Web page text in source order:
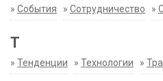
» События » Сотрудничество »
Т
» Тенденции » Технологии »